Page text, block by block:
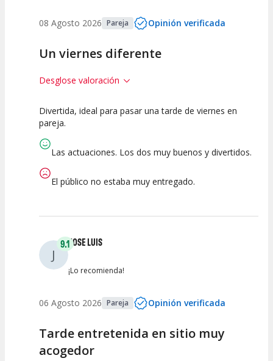
08 Agosto 2026 Pareja Opinión verificada
Un viernes diferente
Desglose valoración
7.5
Espectáculo
7.5 7.5
artística
Divertida, ideal para pasar una tarde de viernes en
pareja.
Las actuaciones. Los dos muy buenos y divertidos.
El público no estaba muy entregado.
J
9.1JOSE LUIS
¡Lo recomienda!
06 Agosto 2026 Pareja Opinión verificada
Tarde entretenida en sitio muy
acogedor